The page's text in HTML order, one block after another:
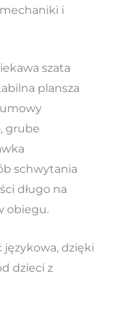
i
szata
plansza
grube
schwytania
długo na
obiegu.
dzięki
dzieci z